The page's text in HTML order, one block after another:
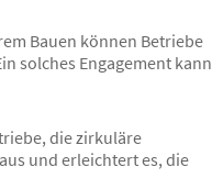
Bauen können Betriebe
solches Engagement kann
die zirkuläre
und erleichtert es, die